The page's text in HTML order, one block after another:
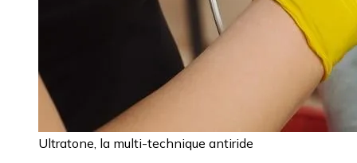
Ultratone, la multi-technique antiride